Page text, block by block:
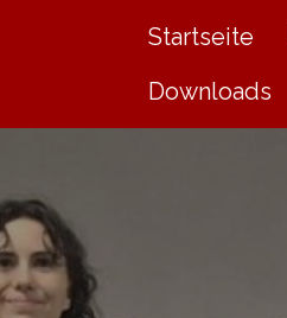
Startseite
Downloads